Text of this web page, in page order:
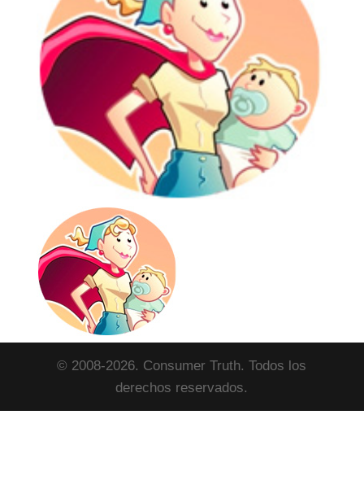
© 2008-2026. Consumer Truth. Todos los
derechos reservados.